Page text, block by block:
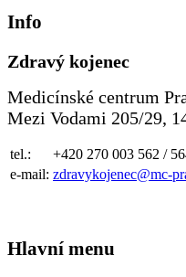
Info
Zdravý kojenec
Medicínské centrum
Mezi Vodami 205/29,
tel.:
+420 270 003 562 /
e-mail: zdravykojenec@mc-
Hlavní menu